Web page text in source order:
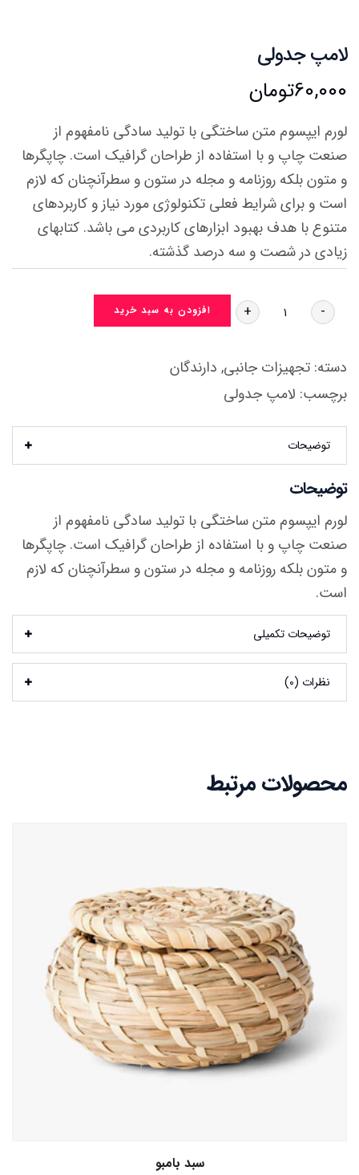
لامپ جدولی
60,000تومان
لورم ایپسوم متن ساختگی با تولید سادگی نامفهوم از
صنعت چاپ و با استفاده از طراحان گرافیک است. چاپگرها
و متون بلکه روزنامه و مجله در ستون و سطرآنچنان که لازم
است و برای شرایط فعلی تکنولوژی مورد نیاز و کاربردهای
متنوع با هدف بهبود ابزارهای کاربردی می باشد. کتابهای
زیادی در شصت و سه درصد گذشته.
-
+ افزودن به سبد خرید
دسته: تجهیزات جانبی, دارندگان
برچسب: لامپ جدولی
توضیحات
توضیحات
لورم ایپسوم متن ساختگی با تولید سادگی نامفهوم از
صنعت چاپ و با استفاده از طراحان گرافیک است. چاپگرها
و متون بلکه روزنامه و مجله در ستون و سطرآنچنان که لازم
است.
توضیحات تکمیلی
نظرات (0)
محصولات مرتبط
افزودن به سبد خرید
سبد بامبو